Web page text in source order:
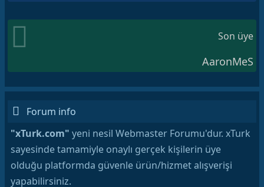
Son üye
AaronMeS
Forum info
"xTurk.com" yeni nesil Webmaster Forumu'dur. xTurk
sayesinde tamamiyle onaylı gerçek kişilerin üye
olduğu platformda güvenle ürün/hizmet alışverişi
yapabilirsiniz.